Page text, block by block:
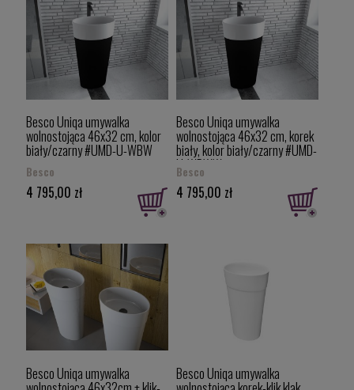
Besco Uniqa umywalka
wolnostojąca 46x32 cm, kolor
biały/czarny #UMD-U-WBW
Besco
4 795,00 zł
Besco Uniqa umywalka
wolnostojąca 46x32 cm, korek
biały, kolor biały/czarny #UMD-
U-WBWW
Besco
4 795,00 zł
Besco Uniqa umywalka Besco Uniqa umywalka